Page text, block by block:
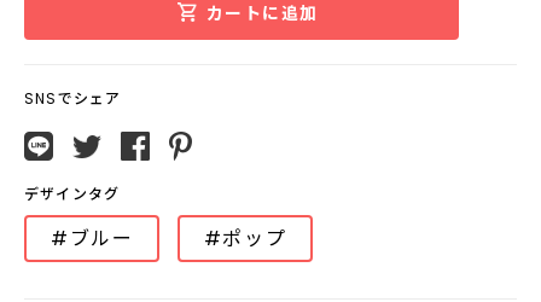
カートに追加
SNSでシェア
デザインタグ
#ブルー #ポップ